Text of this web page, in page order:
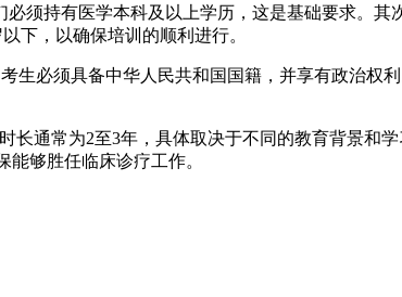
须持有医学本科及以上学历，这是基础要求。
下，以确保培训的顺利进行。
必须具备中华人民共和国国籍，并享有政治权
通常为2至3年，具体取决于不同的教育背景和
够胜任临床诊疗工作。